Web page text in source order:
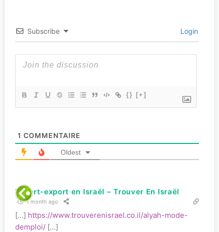
Subscribe Login
{} [+]
1 COMMENTAIRE
Oldest
Import-export en Israël – Trouver En Israël
1 month ago
[…] https://www.trouverenisrael.co.il/alyah-mode-
demploi/ […]